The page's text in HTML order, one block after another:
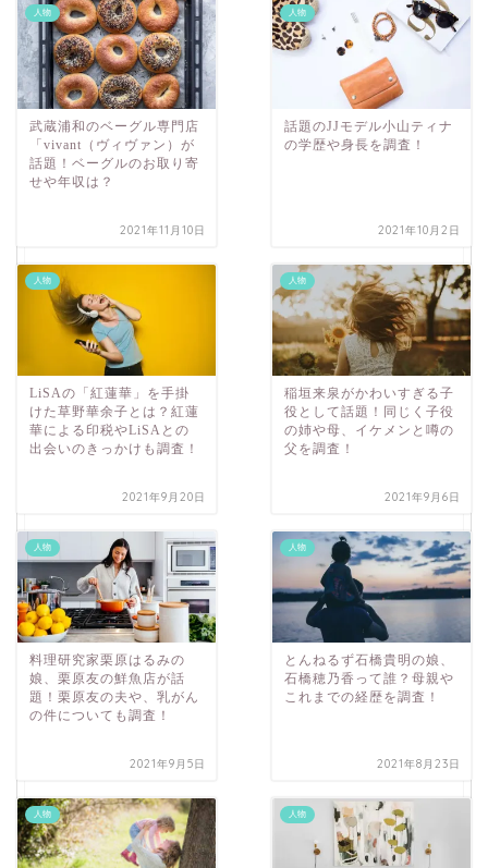
人物
武蔵浦和のベーグル専門店
「vivant（ヴィヴァン）が
話題！ベーグルのお取り寄
せや年収は？
2021年11月10日
人物
話題のJJモデル小山ティナ
の学歴や身長を調査！
2021年10月2日
人物
LiSAの「紅蓮華」を手掛
けた草野華余子とは？紅蓮
華による印税やLiSAとの
出会いのきっかけも調査！
2021年9月20日
人物
稲垣来泉がかわいすぎる子
役として話題！同じく子役
の姉や母、イケメンと噂の
父を調査！
2021年9月6日
人物
料理研究家栗原はるみの
娘、栗原友の鮮魚店が話
題！栗原友の夫や、乳がん
の件についても調査！
2021年9月5日
人物
とんねるず石橋貴明の娘、
石橋穂乃香って誰？母親や
これまでの経歴を調査！
2021年8月23日
人物 人物